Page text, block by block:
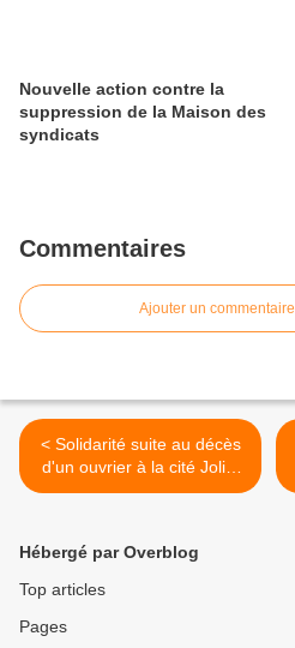
Nouvelle action contre la
suppression de la Maison des
syndicats
Commentaires
Ajouter un commentaire
< Solidarité suite au décès
d'un ouvrier à la cité Joliot
Curie
Hébergé par Overblog
Top articles
Pages